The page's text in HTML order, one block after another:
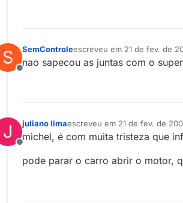
S
Offline
SemControleescreveu em 21 de fev. de
última edição por
nao sapecou as juntas com o
J
Offline
juliano limaescreveu em 21 de fev. de
última edição por
michel, é com muita tristeza que
pode parar o carro abrir o motor,